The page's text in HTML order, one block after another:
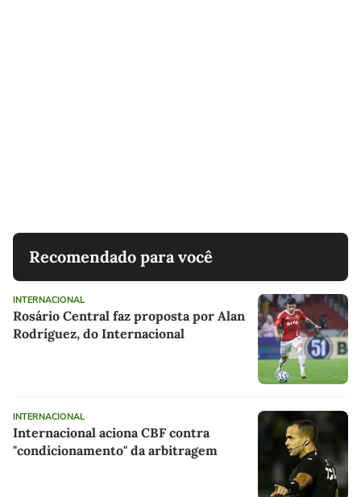
Recomendado para você
INTERNACIONAL
Rosário Central faz proposta por Alan
Rodríguez, do Internacional
INTERNACIONAL
Internacional aciona CBF contra
"condicionamento" da arbitragem